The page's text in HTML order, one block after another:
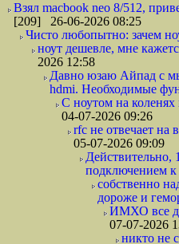
Взял macbook neo 8/512,
[209] 26-06-2026 08:25
Чисто любопытно: зачем
ноут дешевле, мне
2026 12:58
Давно юзаю Айпад с
hdmi. Необходимые
С ноутом на
04-07-2026 09:26
rfc не отвечает на
05-07-2026 09:09
подключением к
собственно
дороже и
ИМХО все
07-07-2026
никто не